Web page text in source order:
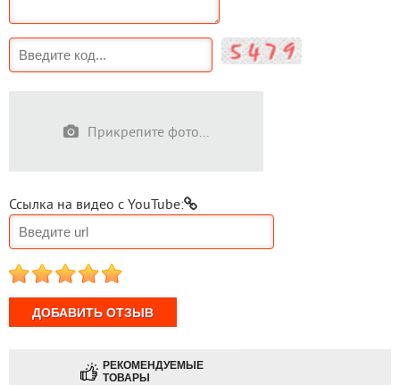
Прикрепите фото...
Ссылка на видео с YouTube:
1 2 3 4 5
РЕКОМЕНДУЕМЫЕ
ТОВАРЫ